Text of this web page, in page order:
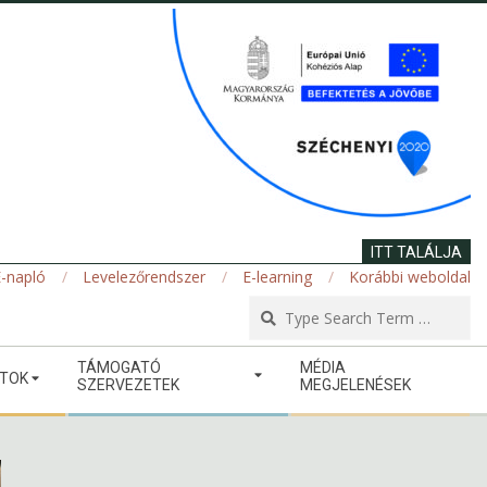
ITT TALÁLJA
napló Levelezőrendszer E-learning
Korábbi weboldal
TÁMOGATÓ
SZERVEZETEK
MÉDIA
MEGJELENÉSEK